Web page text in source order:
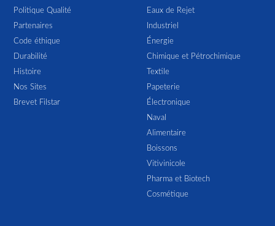
Politique Qualité
Partenaires
Code éthique
Durabilité
Histoire
Nos Sites
Brevet Filstar
Eaux de Rejet
Industriel
Énergie
Chimique et Pétrochimique
Textile
Papeterie
Électronique
Naval
Alimentaire
Boissons
Vitivinicole
Pharma et Biotech
Cosmétique